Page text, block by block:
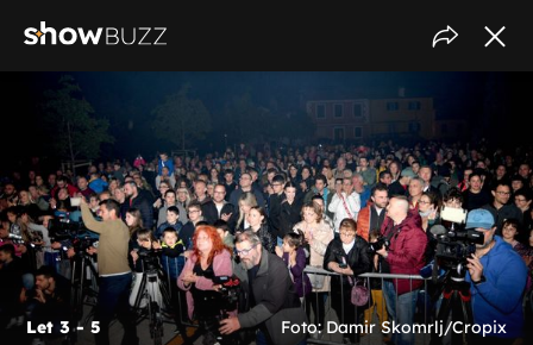
Let 3 - 5 Foto: Damir Skomrlj/Cropix